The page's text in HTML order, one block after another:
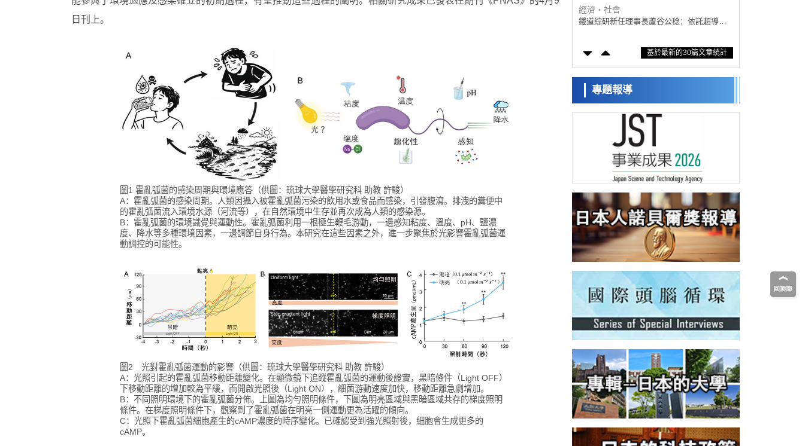
日刊上。
圖1 霍亂弧菌的感染周期與環境應答（供圖：琉球大學醫學研究科 助教 許駿）
A：霍亂弧菌的感染周期。人類因攝入被霍亂弧菌污染的飲用水或食品而感染，引發腹瀉。排洩的糞便中
的霍亂弧菌流入環境水源（河流等），在自然環境中生存並再次成為人類的感染源。
B：霍亂弧菌的環境識覺與運動性。霍亂弧菌利用一根極生鞭毛游動，一邊感知粘度、溫度、pH、鹽濃
度、降水等多種環境因素，一邊調節自身行為。本研究在這些因素之外，進一步聚焦於光影響霍亂弧菌運
動調控的可能性。
圖2 光對霍亂弧菌運動的影響（供圖：琉球大學醫學研究科 助教 許駿）
A：光照引起的霍亂弧菌移動距離變化。在顯微鏡下追蹤霍亂弧菌的運動後證實，黑暗條件（Light OFF）
下移動距離的增加較為平緩，而開啟光照後（Light ON），細菌游動速度加快，移動距離急劇增加。
B：不同照明環境下的霍亂弧菌分佈。上圖為均勻照明條件，下圖為明亮區域與黑暗區域共存的梯度照明
條件。在梯度照明條件下，觀察到了霍亂弧菌在明亮一側運動更為活躍的傾向。
C：光照下霍亂弧菌細胞產生的cAMP濃度的時序變化。已確認受到強光照射後，細胞會生成更多的
cAMP。
經濟・社會
鐵道綜研新任理事長蘆谷公稔：依託超導和
東京大學通過葉綠體基因組編輯技術強化碳
藤田醫科大學等成功鑑定出非結核分枝桿菌
生存的必需基因，首次揭示該基因的必要性
經濟・社會
【AI法下篇】如何應對AI的不可控性——中
央大學平野晉教授專訪
日本學術會議：為保持土壤健康應採取哪些
措施？探討土壤保護與強化的具體對策
大阪大學開發基於水氫鍵網路的溫度預測新
方法，AI從分子排列資訊中高精度解讀
經濟・社會
【AI法上篇】如何對「將人生交給AI」保持
危機感——中央大學平野晉教授專訪
科學研究
慶應義塾大學闡明腦內「游擊手」小膠質細
胞包裹保護受損神經細胞的機制，有望用於
開發阿茲海默症等疾病療法
日本東北大學與橫濱橡膠全球首次從奈米尺
度揭示橡膠—黃銅黏接界面劣化抑制機制，
為提升輪胎安全性與耐久性的材料設計開闢
科學研究
近畿大學等發現植物染料「日本茜」的紅色
成分可抑制老化與炎症，有望成為新型功能
性材料
科學研究
法，利用超小型GAD67啟動子抑制發作
科學研究
九州大學揭示夜間眼壓升高機制：兩種激素
波動疊加所致
科學研究
東京都產技研採用新手法開發出可穩定工作
至300℃的介電材料，已驗證電容器可在汽車
發動機等高溫環境下工作
經濟・社會
日本生成式AI使用者佔比一年內翻倍，但與
基於最新的30篇文章統計
專題報導